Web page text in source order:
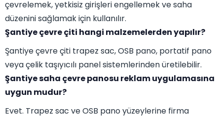
çevrelemek, yetkisiz girişleri engellemek ve saha
düzenini sağlamak için kullanılır.
Şantiye çevre çiti hangi malzemelerden yapılır?
Şantiye çevre çiti trapez sac, OSB pano, portatif pano
veya çelik taşıyıcılı panel sistemlerinden üretilebilir.
Şantiye saha çevre panosu reklam uygulamasına
uygun mudur?
Evet. Trapez sac ve OSB pano yüzeylerine firma